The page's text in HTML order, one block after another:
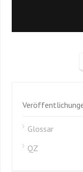
Glossar
QZ